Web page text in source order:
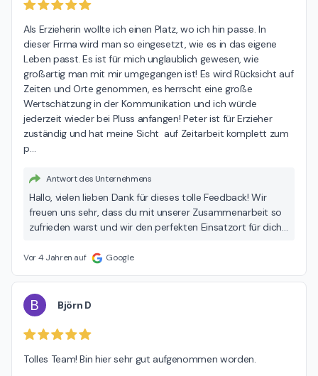
Als Erzieherin wollte ich einen Platz, wo ich hin passe. In
dieser Firma wird man so eingesetzt, wie es in das eigene
Leben passt. Es ist für mich unglaublich gewesen, wie
großartig man mit mir umgegangen ist! Es wird Rücksicht auf
Zeiten und Orte genommen, es herrscht eine große
Wertschätzung in der Kommunikation und ich würde
jederzeit wieder bei Pluss anfangen! Peter ist für Erzieher
zuständig und hat meine Sicht  auf Zeitarbeit komplett zum
p…
Antwort des Unternehmens
Hallo, vielen lieben Dank für dieses tolle Feedback! Wir
freuen uns sehr, dass du mit unserer Zusammenarbeit so
zufrieden warst und wir den perfekten Einsatzort für dich
Lübeck
Vor 4 Jahren auf Google
B Björn D
Tolles Team! Bin hier sehr gut aufgenommen worden.